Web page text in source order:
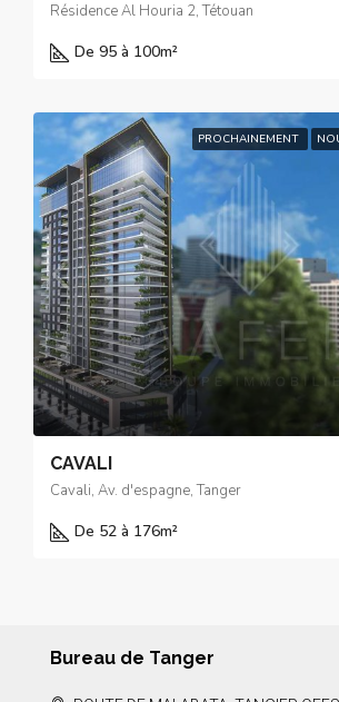
Résidence Al Houria 2, Tétouan
De 95 à 100m²
PROCHAINEMENT
CAVALI
Cavali, Av. d'espagne, Tanger
De 52 à 176m²
Bureau de Tanger